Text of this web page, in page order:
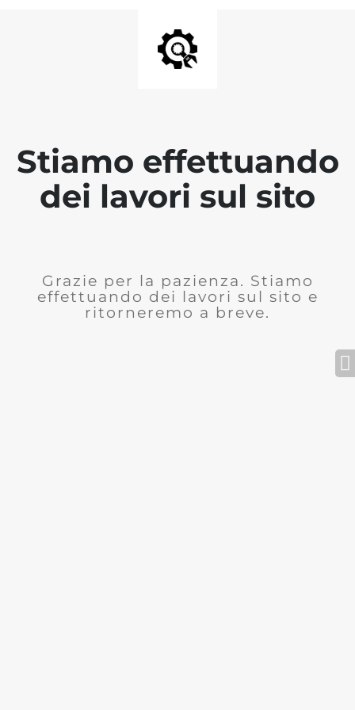
Stiamo effettuando
dei lavori sul sito
Grazie per la pazienza. Stiamo
effettuando dei lavori sul sito e
ritorneremo a breve.